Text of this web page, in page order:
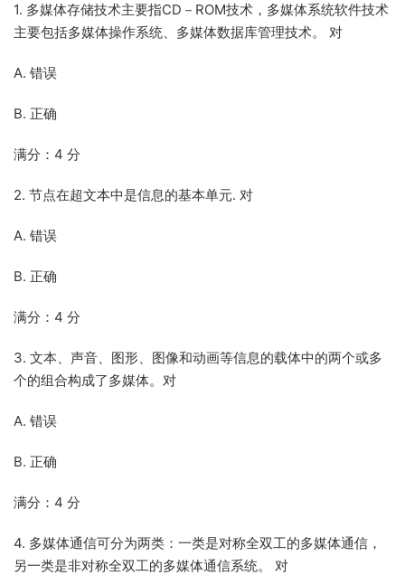
1. 多媒体存储技术主要指CD－ROM技术，多媒体系统软件技术
主要包括多媒体操作系统、多媒体数据库管理技术。 对
A. 错误
B. 正确
满分：4 分
2. 节点在超文本中是信息的基本单元. 对
A. 错误
B. 正确
满分：4 分
3. 文本、声音、图形、图像和动画等信息的载体中的两个或多
个的组合构成了多媒体。对
A. 错误
B. 正确
满分：4 分
4. 多媒体通信可分为两类：一类是对称全双工的多媒体通信，
另一类是非对称全双工的多媒体通信系统。 对